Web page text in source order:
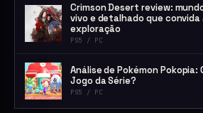
Crimson Desert review:
vivo e detalhado que convida
exploração
PS5 / PC
Análise de Pokémon Pokopia:
Jogo da Série?
PS5 / PC